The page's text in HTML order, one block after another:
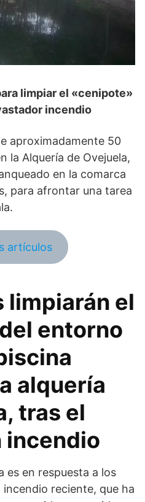
limpiar el «cenipote»
incendio
aproximadamente 50
la Alquería de Ovejuela,
en la comarca
para afrontar una tarea
artículos
limpiarán el
entorno
alquería
tras el
incendio
es en respuesta a los
reciente, que ha